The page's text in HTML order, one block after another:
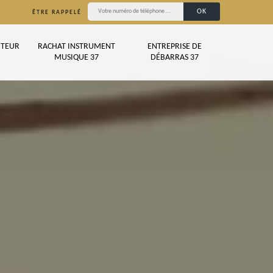
ÊTRE RAPPELÉ
RACHAT INSTRUMENT
MUSIQUE 37
ENTREPRISE DE
DÉBARRAS 37